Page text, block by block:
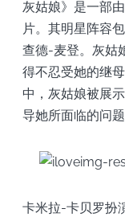
灰姑娘》是一部
片。其明星阵容
查德-麦登。灰姑
得不忍受她的继
中，灰姑娘被展
导她所面临的问题
卡米拉-卡贝罗扮